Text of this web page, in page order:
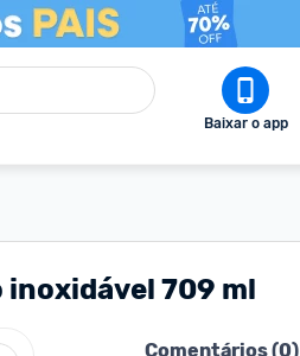
Baixar o app
inoxidável 709 ml
Comentários (0)